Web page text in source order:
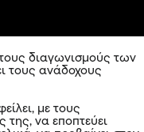
διαγωνισμούς των
τους ανάδοχους
με τους
της, να εποπτεύει